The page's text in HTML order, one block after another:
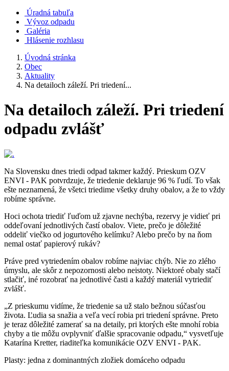
Úradná tabuľa
Vývoz odpadu
Galéria
Hlásenie rozhlasu
Úvodná stránka
Obec
Aktuality
Na detailoch záleží. Pri triedení...
Na detailoch záleží. Pri triedení
odpadu zvlášť
Na Slovensku dnes triedi odpad takmer každý. Prieskum OZV
ENVI - PAK potvrdzuje, že triedenie deklaruje 96 % ľudí. To však
ešte neznamená, že všetci triedime všetky druhy obalov, a že to vždy
robíme správne.
Hoci ochota triediť ľuďom už zjavne nechýba, rezervy je vidieť pri
oddeľovaní jednotlivých častí obalov. Viete, prečo je dôležité
oddeliť viečko od jogurtového kelímku? Alebo prečo by na ňom
nemal ostať papierový rukáv?
Práve pred vytriedením obalov robíme najviac chýb. Nie zo zlého
úmyslu, ale skôr z nepozornosti alebo neistoty. Niektoré obaly stačí
stlačiť, iné rozobrať na jednotlivé časti a každý materiál vytriediť
zvlášť.
„Z prieskumu vidíme, že triedenie sa už stalo bežnou súčasťou
života. Ľudia sa snažia a veľa vecí robia pri triedení správne. Preto
je teraz dôležité zamerať sa na detaily, pri ktorých ešte mnohí robia
chyby a tie môžu ovplyvniť ďalšie spracovanie odpadu,“ vysvetľuje
Katarína Kretter, riaditeľka komunikácie OZV ENVI - PAK.
Plasty: jedna z dominantných zložiek domáceho odpadu